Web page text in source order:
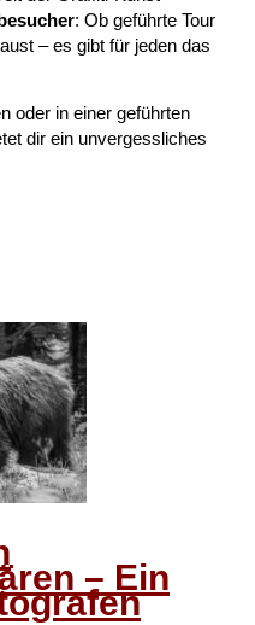
: Ob geführte Tour
– es gibt für jeden das
oder in einer geführten
dir ein unvergessliches
– Ein